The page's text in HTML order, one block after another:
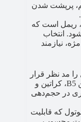
پرپشت شدن
ریمل است که
انتخاب
نیازمند
مد نظر قرار
داد. ریمل‌هایی که حاوی روغن، ویتامین B5، کراتین و
در حجم‌دهی
که قابلیت